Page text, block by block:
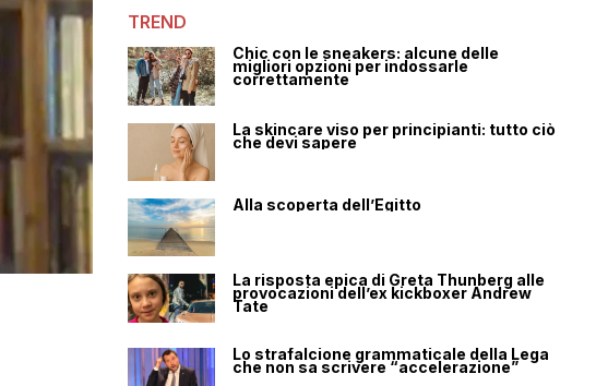
TREND
Chic con le sneakers: alcune delle
migliori opzioni per indossarle
correttamente
La skincare viso per principianti: tutto ciò
che devi sapere
Alla scoperta dell’Egitto
La risposta epica di Greta Thunberg alle
provocazioni dell’ex kickboxer Andrew
Tate
Lo strafalcione grammaticale della Lega
che non sa scrivere “accelerazione”